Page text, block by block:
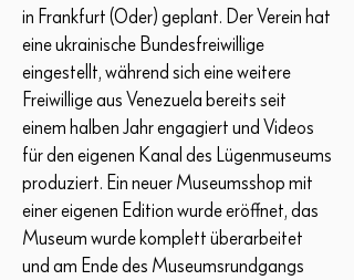
in Frankfurt (Oder) geplant. Der Verein hat
eine ukrainische Bundesfreiwillige
eingestellt, während sich eine weitere
Freiwillige aus Venezuela bereits seit
einem halben Jahr engagiert und Videos
für den eigenen Kanal des Lügenmuseums
produziert. Ein neuer Museumsshop mit
einer eigenen Edition wurde eröffnet, das
Museum wurde komplett überarbeitet
und am Ende des Museumsrundgangs